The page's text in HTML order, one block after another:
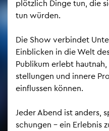
plötz­lich Dinge tun, die
tun wür­den.
Die Show ver­bin­det
Ein­bli­cken in die Welt
Pu­bli­kum er­lebt
stel­lun­gen und in­ne­re
ein­flus­sen kön­nen.
Jeder Abend ist an­ders,
schun­gen – ein Er­leb­nis